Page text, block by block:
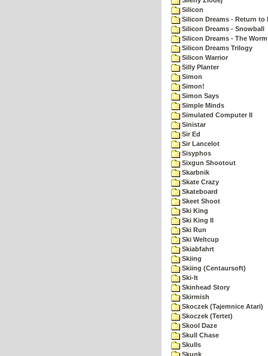
Silicon
Silicon Dreams - Return to
Silicon Dreams - Snowball
Silicon Dreams - The
Silicon Dreams Trilogy
Silicon Warrior
Silly Planter
Simon
Simon!
Simon Says
Simple Minds
Simulated Computer II
Sinistar
Sir Ed
Sir Lancelot
Sisyphos
Sixgun Shootout
Skarbnik
Skate Crazy
Skateboard
Skeet Shoot
Ski King
Ski King II
Ski Run
Ski Weltcup
Skiabfahrt
Skiing
Skiing (Centaursoft)
Ski-It
Skinhead Story
Skirmish
Skoczek (Tajemnice Atari)
Skoczek (Tertet)
Skool Daze
Skull Chase
Skulls
Skunk